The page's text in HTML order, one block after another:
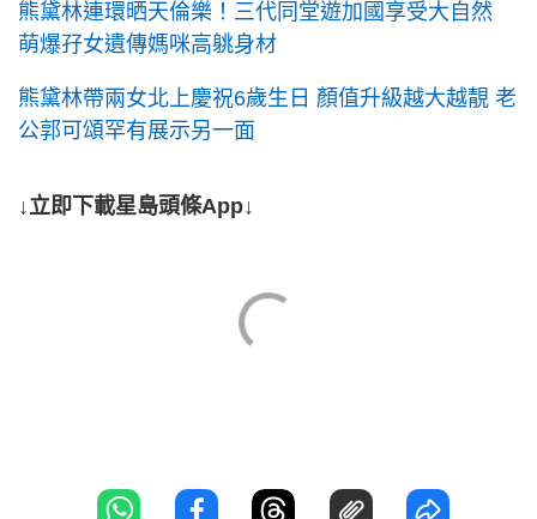
熊黛林連環晒天倫樂！三代同堂遊加國享受大自然
萌爆孖女遺傳媽咪高䠷身材
熊黛林帶兩女北上慶祝6歲生日 顏值升級越大越靚 老
公郭可頌罕有展示另一面
↓立即下載星島頭條App↓